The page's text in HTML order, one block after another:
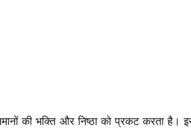
की भक्ति और निष्ठा को प्रकट करता है।